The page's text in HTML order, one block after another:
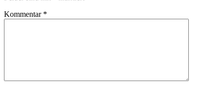
Kommentar *